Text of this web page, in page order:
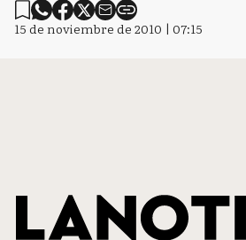
15 de noviembre de 2010 | 07:15